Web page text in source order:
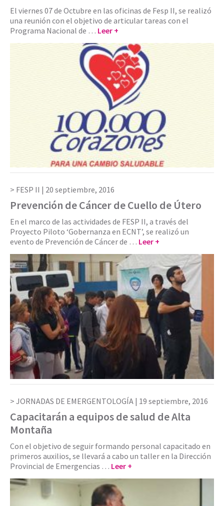
El viernes 07 de Octubre en las oficinas de Fesp II, se realizó
una reunión con el objetivo de articular tareas con el
Programa Nacional de … Leer +
FESP II | 20 septiembre, 2016
Prevención de Cáncer de Cuello de Útero
En el marco de las actividades de FESP II, a través del
Proyecto Piloto ‘Gobernanza en ECNT’, se realizó un
evento de Prevención de Cáncer de … Leer +
JORNADAS DE EMERGENTOLOGÍA | 19 septiembre, 2016
Capacitarán a equipos de salud de Alta
Montaña
Con el objetivo de seguir formando personal capacitado en
primeros auxilios, se llevará a cabo un taller en la Dirección
Provincial de Emergencias … Leer +